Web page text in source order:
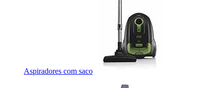
Aspiradores com saco